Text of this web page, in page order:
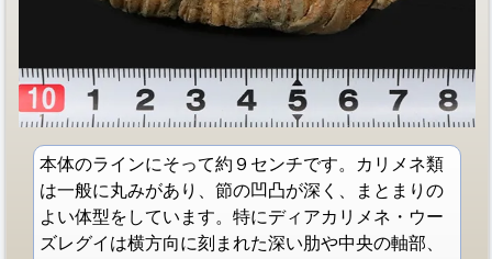
本体のラインにそって約９センチです。カリメネ類
は一般に丸みがあり、節の凹凸が深く、まとまりの
よい体型をしています。特にディアカリメネ・ウー
ズレグイは横方向に刻まれた深い肋や中央の軸部、